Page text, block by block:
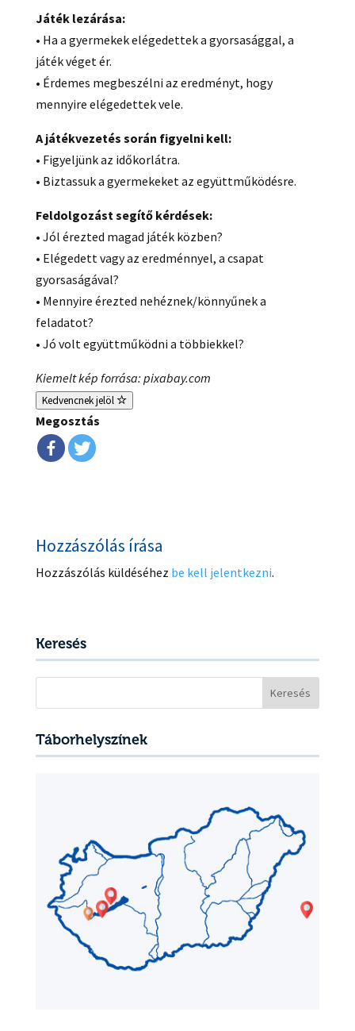
Játék lezárása:
• Ha a gyermekek elégedettek a gyorsasággal, a
játék véget ér.
• Érdemes megbeszélni az eredményt, hogy
mennyire elégedettek vele.
A játékvezetés során figyelni kell:
• Figyeljünk az időkorlátra.
• Biztassuk a gyermekeket az együttműködésre.
Feldolgozást segítő kérdések:
• Jól érezted magad játék közben?
• Elégedett vagy az eredménnyel, a csapat
gyorsaságával?
• Mennyire érezted nehéznek/könnyűnek a
feladatot?
• Jó volt együttműködni a többiekkel?
Kiemelt kép forrása: pixabay.com
Kedvencnek jelöl
Megosztás
Hozzászólás írása
Hozzászólás küldéséhez be kell jelentkezni.
Keresés
Táborhelyszínek